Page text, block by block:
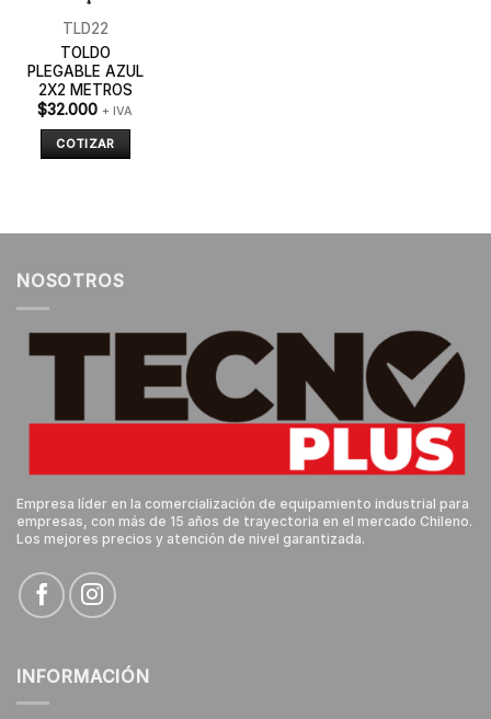
TLD22
TOLDO
PLEGABLE AZUL
2X2 METROS
$32.000 + IVA
COTIZAR
NOSOTROS
Empresa líder en la comercialización de equipamiento industrial para
empresas, con más de 15 años de trayectoria en el mercado Chileno.
Los mejores precios y atención de nivel garantizada.
INFORMACIÓN